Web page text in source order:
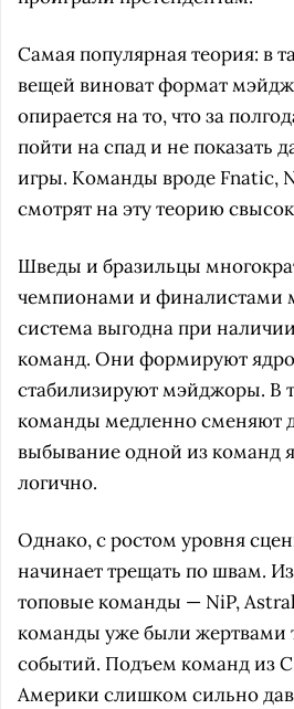
Самая популярная теория: в
вещей виноват формат
опирается на то, что за
пойти на спад и не показать
игры. Команды вроде Fnatic,
смотрят на эту теорию
Шведы и бразильцы
чемпионами и финалистами
система выгодна при
команд. Они формируют ядро
стабилизируют мэйджоры. В
команды медленно сменяют
выбывание одной из команд
логично.
Однако, с ростом уровня
начинает трещать по швам.
топовые команды — NiP,
команды уже были жертвами
событий. Подъем команд из
Америки слишком сильно